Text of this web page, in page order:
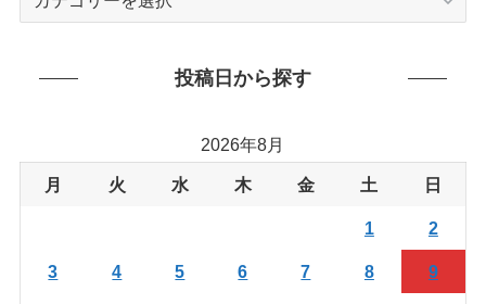
投稿日から探す
2026年8月
月 火 水 木 金 土 日
1 2
3 4 5 6 7 8 9